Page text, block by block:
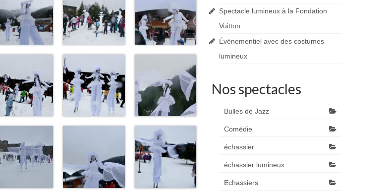
Spectacle lumineux à la Fondation
Vuitton
Événementiel avec des costumes
lumineux
Nos spectacles
Bulles de Jazz
Comédie
échassier
échassier lumineux
Echassiers